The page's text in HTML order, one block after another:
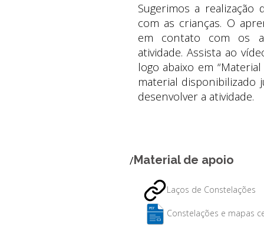
Sugerimos a realização
com as crianças. O
em contato com os
atividade. Assista ao
logo abaixo em
material disponibilizado
desenvolver a atividade.
/Material de apoio
Laços de Constelações
Constelações e mapas